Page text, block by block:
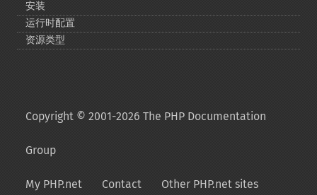
安装
运行时配置
资源类型
Copyright © 2001-2026 The PHP Documentation
Group
My PHP.net Contact Other PHP.net sites